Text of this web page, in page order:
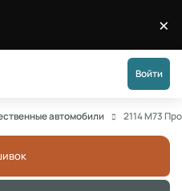
×
Войти
автомобили 2114 М73